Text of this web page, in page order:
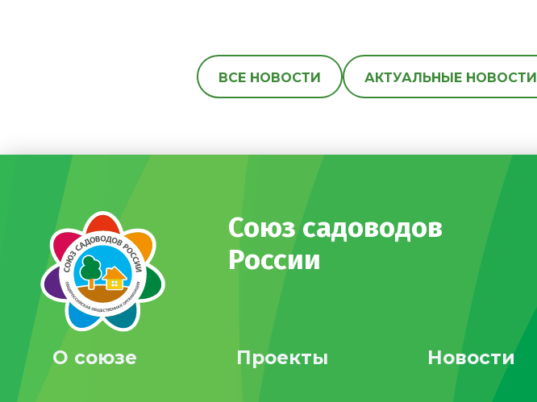
ВСЕ НОВОСТИ АКТУАЛЬНЫЕ НОВОСТИ
Союз садоводов
России
О союзе Проекты Новости